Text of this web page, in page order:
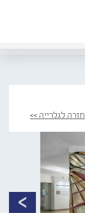
חזרה לגלרייה >>